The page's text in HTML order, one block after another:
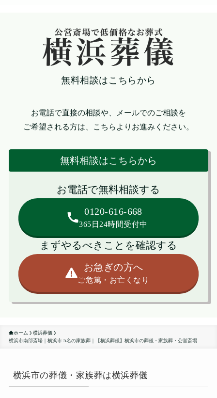
無料相談はこちらから
お電話で直接の相談や、メールでのご相談を
ご希望される方は、こちらよりお進みください。
無料相談はこちらから
お電話で無料相談する
0120-616-668
365日24時間受付中
まずやるべきことを確認する
お急ぎの方へ
ご危篤・お亡くなり
ホーム
横浜葬儀
横浜市南部斎場｜横浜市 5名の家族葬｜【横浜葬儀】横浜市の葬儀・家族葬・公営斎場
横浜市の葬儀・家族葬は横浜葬儀